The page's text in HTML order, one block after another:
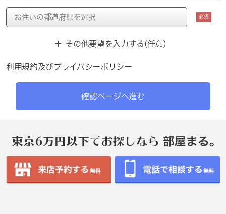
必須
その他要望を入力する(任意）
利用規約及びプライバシーポリシー
確認ページへ進む